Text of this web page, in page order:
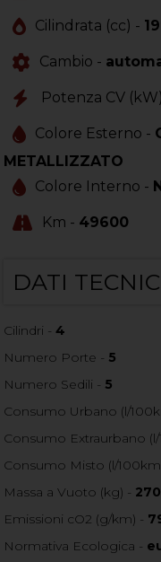
Cilindrata (cc) -
Cambio -
Potenza CV
Colore Esterno -
METALLIZZATO
Colore Interno -
Km - 49600
DATI
Cilindri -4
Numero Porte - 5
Numero Sedili - 5
Consumo Urbano (l/
Consumo Extraurbano
Consumo Misto (l/
Massa a Vuoto (kg) -
Emissioni cO2 (g/km) -
Normativa Ecologica -